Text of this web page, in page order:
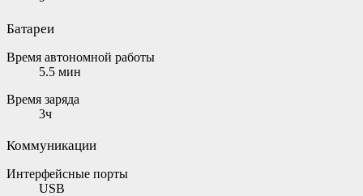
Батареи
Время автономной работы
5.5 мин
Время заряда
3ч
Коммуникации
Интерфейсные порты
USB